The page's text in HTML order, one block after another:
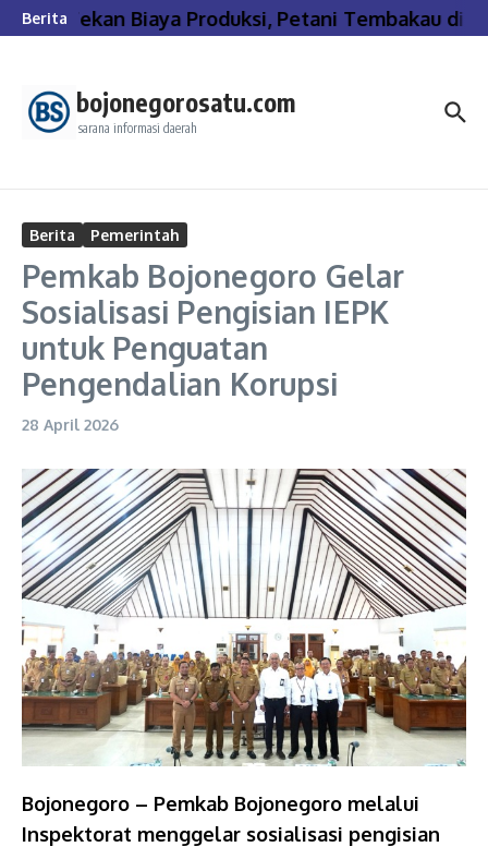
Lewati ke konten
BeritaTekan Biaya Produksi, Petani Tembakau di
bojonegorosatu.com
sarana informasi daerah
Berita Pemerintah
Pemkab Bojonegoro Gelar
Sosialisasi Pengisian IEPK
untuk Penguatan
Pengendalian Korupsi
28 April 2026
Bojonegoro – Pemkab Bojonegoro melalui
Inspektorat menggelar sosialisasi pengisian